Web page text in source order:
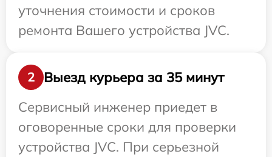
уточнения стоимости и сроков
ремонта Вашего устройства JVC.
2
Выезд курьера за 35 минут
Сервисный инженер приедет в
оговоренные сроки для проверки
устройства JVC. При серьезной